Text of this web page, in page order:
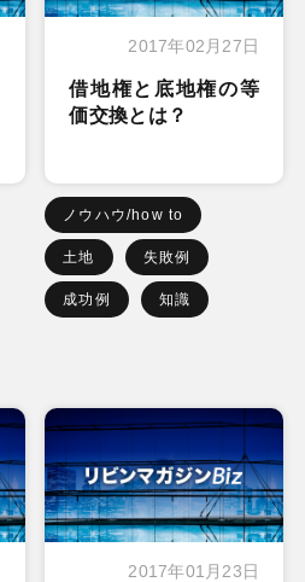
2017年02月27日
借地権と底地権の等
価交換とは？
ノウハウ/how to
土地 失敗例
成功例 知識
2017年01月23日